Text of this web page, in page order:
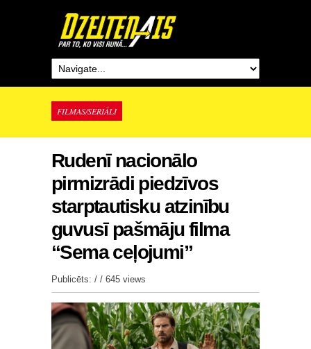
FILMAS/SERIĀLI
Rudenī nacionālo
pirmizrādi piedzīvos
starptautisku atzinību
guvusī pašmāju filma
“Sema ceļojumi”
Publicēts: / / 645 views